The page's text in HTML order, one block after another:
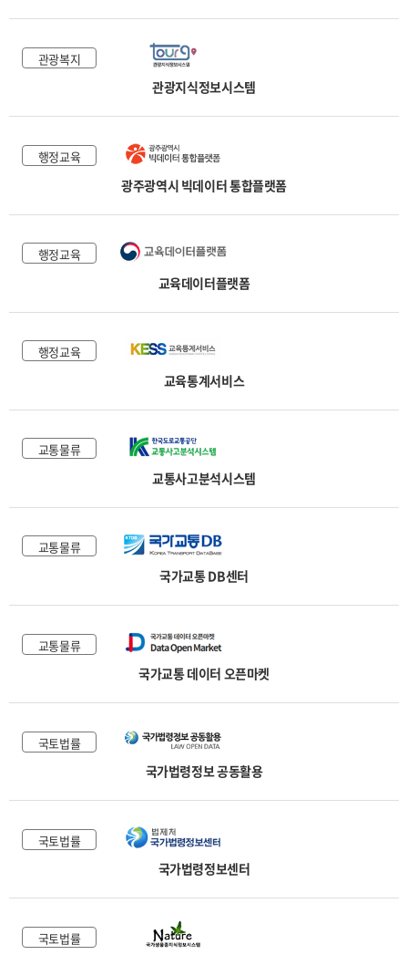
관광복지
관광지식정보시스템
행정교육
광주광역시 빅데이터 통합플랫폼
행정교육
교육데이터플랫폼
행정교육
교육통계서비스
교통물류
교통사고분석시스템
교통물류
국가교통 DB센터
교통물류
국가교통 데이터 오픈마켓
국토법률
국가법령정보 공동활용
국토법률
국가법령정보센터
국토법률